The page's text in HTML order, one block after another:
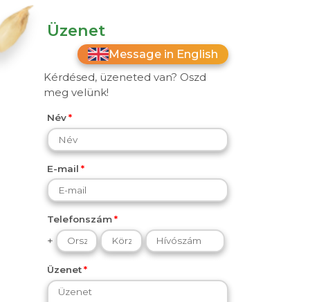
Üzenet
Message in English
Kérdésed, üzeneted van? Oszd
meg velünk!
Név
E-mail
Telefonszám
+
Üzenet